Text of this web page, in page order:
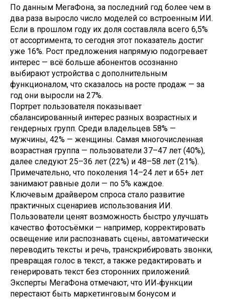
По данным МегаФона, за последний год более чем в
два раза выросло число моделей со встроенным ИИ.
Если в прошлом году их доля составляла всего 6,5%
от ассортимента, то сегодня этот показатель достиг
уже 16%. Рост предложения напрямую подогревает
интерес — всё больше абонентов осознанно
выбирают устройства с дополнительным
функционалом, что сказалось на росте продаж — за
год они выросли на 27%.
Портрет пользователя показывает
сбалансированный интерес разных возрастных и
гендерных групп. Среди владельцев 58% —
мужчины, 42% — женщины. Самая многочисленная
возрастная группа — пользователи 37–47 лет (40%),
далее следуют 25–36 лет (22%) и 48–58 лет (21%).
Примечательно, что поколения 14–24 лет и 65+ лет
занимают равные доли — по 5% каждое.
Ключевым драйвером спроса стало развитие
практичных сценариев использования ИИ.
Пользователи ценят возможность быстро улучшать
качество фотосъёмки — например, корректировать
освещение или распознавать сцены, автоматически
переводить тексты и речь, транскрибировать звонки,
превращая голос в текст, а также редактировать и
генерировать текст без сторонних приложений.
Эксперты МегаФона отмечают, что ИИ‑функции
перестают быть маркетинговым бонусом и